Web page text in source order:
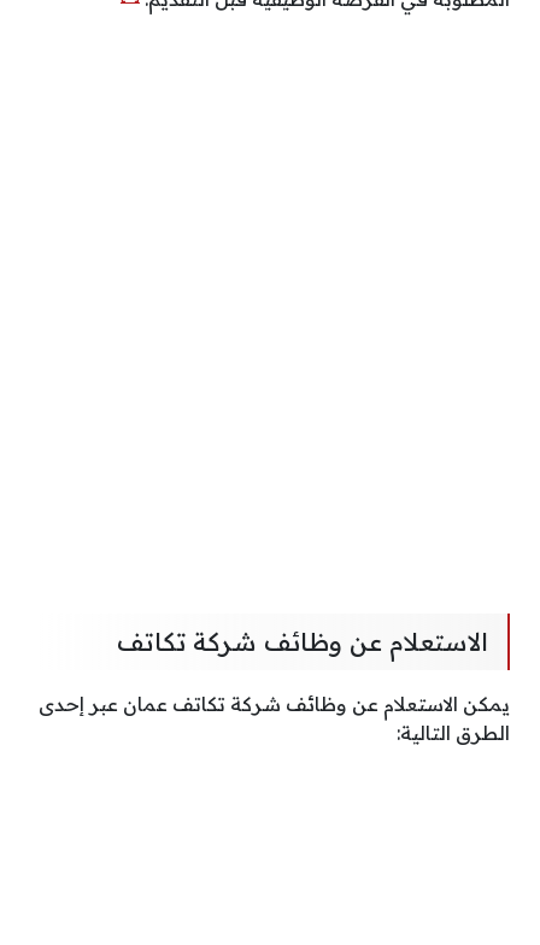
الاستعلام عن وظائف شركة تكاتف
يمكن الاستعلام عن وظائف شركة تكاتف عمان عبر إحدى
الطرق التالية: